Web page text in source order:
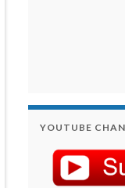
YOUTUBE